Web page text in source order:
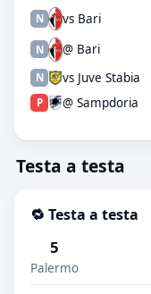
N vs Bari
N @ Bari
N vs Juve Stabia
P @ Sampdoria
Testa a testa
🔁 Testa a testa
5
Palermo